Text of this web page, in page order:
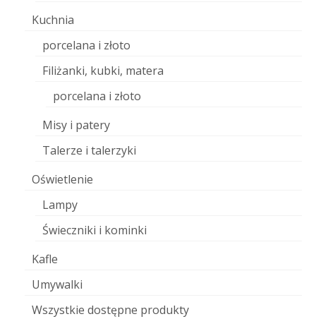
Kuchnia
porcelana i złoto
Filiżanki, kubki, matera
porcelana i złoto
Misy i patery
Talerze i talerzyki
Oświetlenie
Lampy
Świeczniki i kominki
Kafle
Umywalki
Wszystkie dostępne produkty